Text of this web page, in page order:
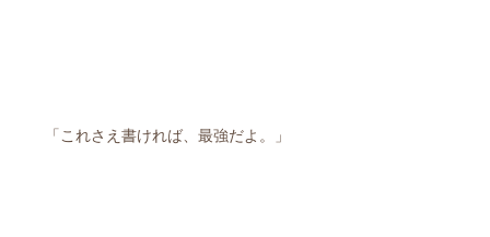
「これさえ書ければ、最強だよ。」